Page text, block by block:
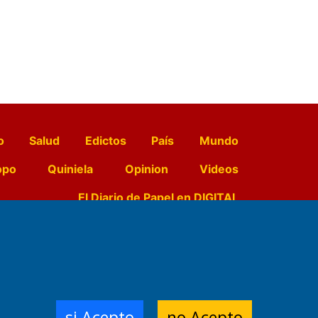
Salud Edictos País
Mundo
Quiniela Opinion
Videos
El Diario de Papel en DIGITAL